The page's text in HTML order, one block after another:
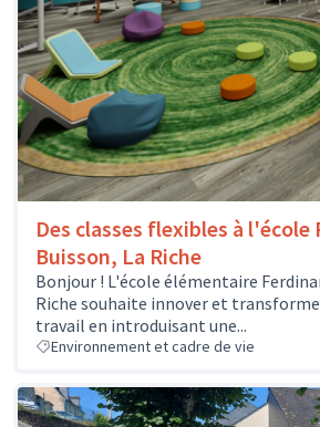
Des classes flexibles à l'école
Buisson, La Riche
Bonjour ! L'école élémentaire
Riche souhaite innover et
travail en introduisant une...
Environnement et cadre de vie